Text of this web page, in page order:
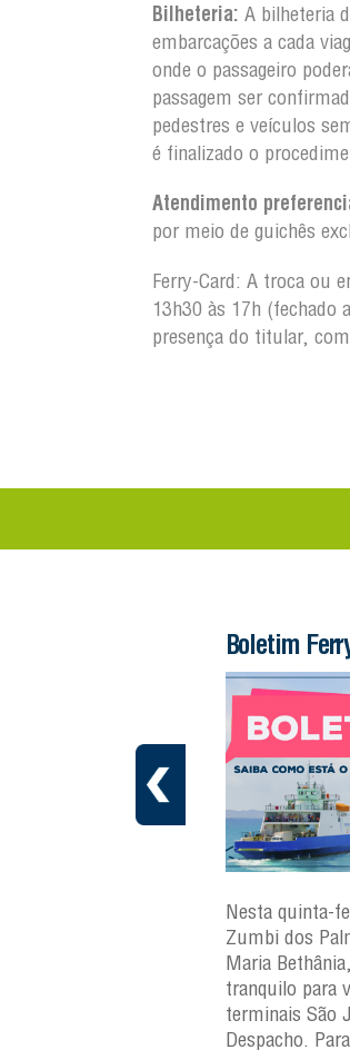
Bilheteria: A bilheteria
embarcações a cada
onde o passageiro
passagem ser
pedestres e veículos
é finalizado o
Atendimento
por meio de guichês
Ferry-Card: A troca ou
13h30 às 17h (fechado
presença do titular,
Boletim
Nesta quinta-
Zumbi dos
Maria
tranquilo para
terminais São
Despacho.